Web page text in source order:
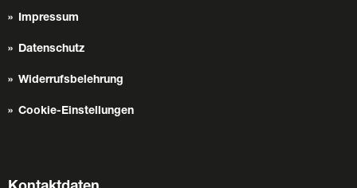
Impressum
Datenschutz
Widerrufsbelehrung
Cookie-Einstellungen